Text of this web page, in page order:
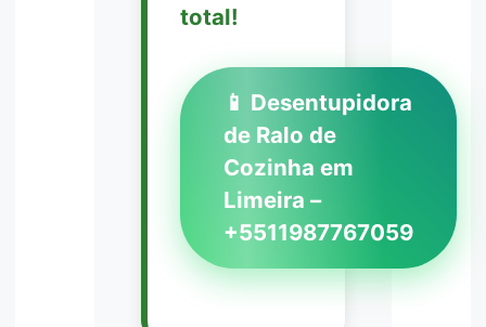
total!
📱 Desentupidora
de Ralo de
Cozinha em
Limeira –
+5511987767059